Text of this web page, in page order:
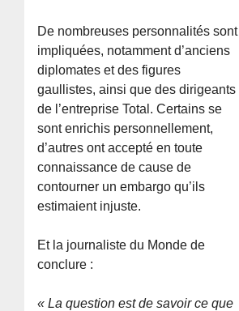
De nombreuses personnalités sont
impliquées, notamment d’anciens
diplomates et des figures
gaullistes, ainsi que des dirigeants
de l’entreprise Total. Certains se
sont enrichis personnellement,
d’autres ont accepté en toute
connaissance de cause de
contourner un embargo qu’ils
estimaient injuste.
Et la journaliste du Monde de
conclure :
« La question est de savoir ce que